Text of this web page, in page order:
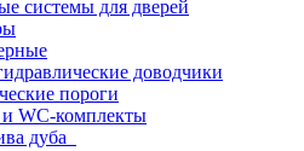
системы для дверей
доводчики
пороги
WC-комплекты
дуба